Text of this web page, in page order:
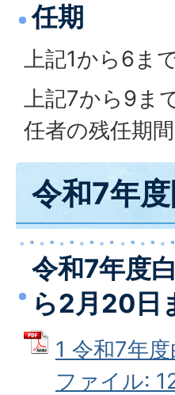
任期
上記1から6ま
上記7から9ま
任者の残任期間
令和7年
令和7年度
ら2月20日
1 令和7年
ファイル: